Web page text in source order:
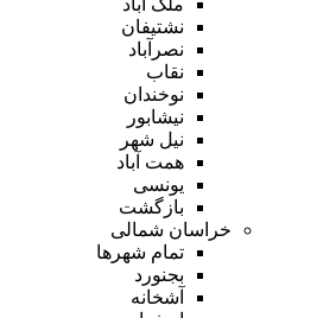
نشتیفان
نصرآباد
نقاب
نوخندان
نیشابور
نیل شهر
همت آباد
یونسی
بازگشت
خراسان شمالی
تمام شهر‌ها
بجنورد
آشخانه